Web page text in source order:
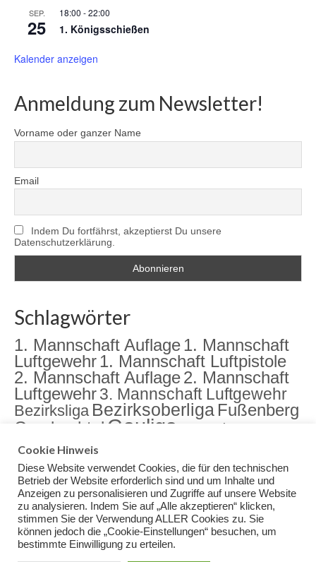
SEP.
25
18:00 -22:00
1. Königsschießen
Kalender anzeigen
Anmeldung zum Newsletter!
Vorname oder ganzer Name
Email
Indem Du fortfährst, akzeptierst Du unsere
Datenschutzerklärung.
Schlagwörter
1. Mannschaft Auflage1. Mannschaft
Luftgewehr1. Mannschaft Luftpistole
2. Mannschaft Auflage2. Mannschaft
Luftgewehr3. Mannschaft Luftgewehr
Bezirksliga Bezirksoberliga Fußenberg
Gambachtal Gauliga
Jugend
Jugendarbeit
Meisterschaft Rama Dama Sektion
TrainingVeranstaltungen
Impressum Datenschutz
Cookie Hinweis
Diese Website verwendet Cookies, die für den technischen
Betrieb der Website erforderlich sind und um Inhalte und
Anzeigen zu personalisieren und Zugriffe auf unsere Website
zu analysieren. Indem Sie auf „Alle akzeptieren“ klicken,
stimmen Sie der Verwendung ALLER Cookies zu. Sie
können jedoch die „Cookie-Einstellungen“ besuchen, um
bestimmte Einwilligung zu erteilen.